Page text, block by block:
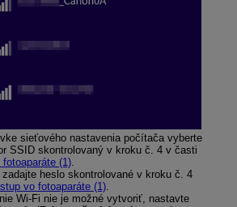
sieťového nastavenia počítača vyberte
SSID skontrolovaný v kroku č. 4 v časti
fotoaparáte (1).
heslo skontrolované v kroku č. 4
vo fotoaparáte (1).
Wi-Fi nie je možné vytvoriť, nastavte